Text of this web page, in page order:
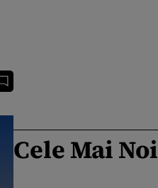
Cele Mai Noi